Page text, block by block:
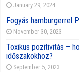
January 29, 2024
Fogyás hamburgerrel
November 30, 2023
Toxikus pozitivitás –
időszakokhoz?
September 5, 2023